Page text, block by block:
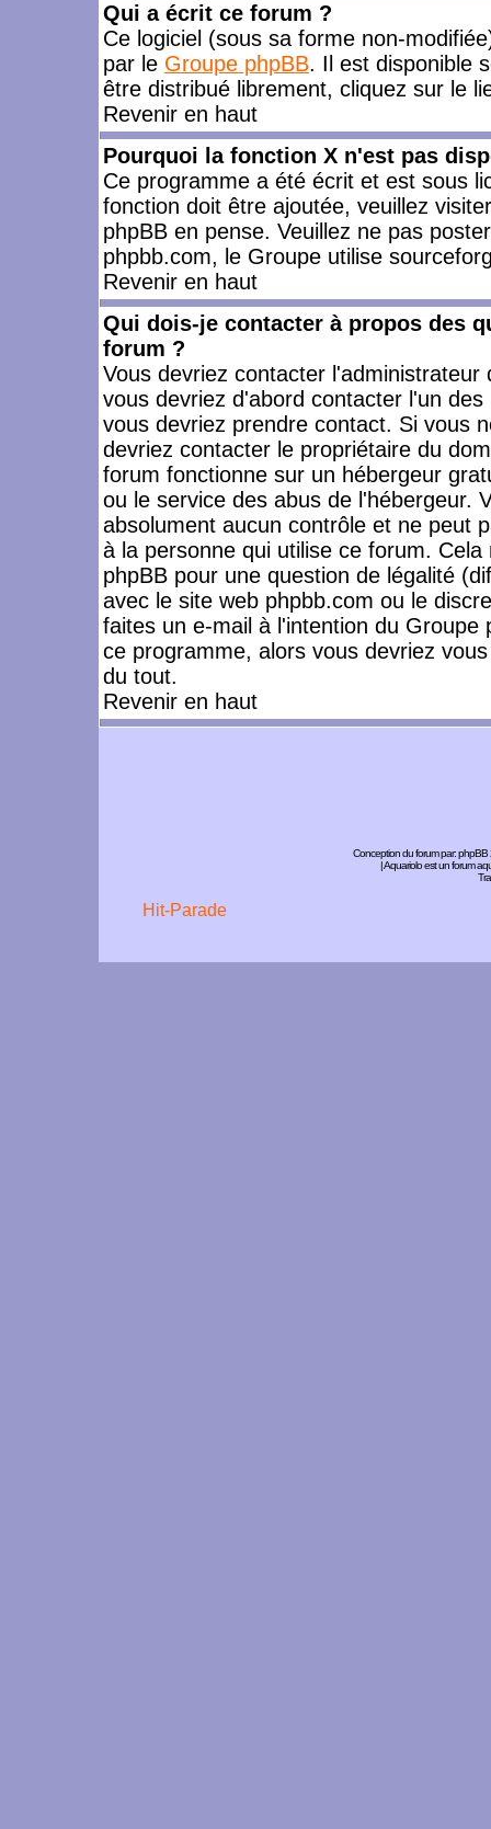
Qui a écrit ce forum ?
Ce logiciel (sous sa forme non-
par le Groupe phpBB. Il est disponible
être distribué librement, cliquez sur le
Revenir en haut
Pourquoi la fonction X n'est pas
Ce programme a été écrit et est sous
fonction doit être ajoutée, veuillez
phpBB en pense. Veuillez ne pas
phpbb.com, le Groupe utilise
Revenir en haut
Qui dois-je contacter à propos des
forum ?
Vous devriez contacter
vous devriez d'abord contacter l'un
vous devriez prendre contact. Si vous
devriez contacter le propriétaire du
forum fonctionne sur un hébergeur
ou le service des abus de l'hébergeur.
absolument aucun contrôle et ne peut
à la personne qui utilise ce forum.
phpBB pour une question de légalité
avec le site web phpbb.com ou le
faites un e-mail à l'intention du
ce programme, alors vous devriez
du tout.
Revenir en haut
Conception du forum par:phpBB
| Aquariolo est un forum